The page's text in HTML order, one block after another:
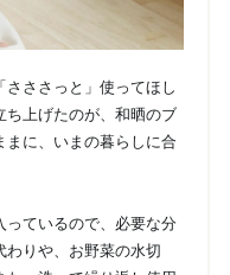
ささっと」使ってほし
ち上げたのが、和晒のブ
まに、いまの暮らしに合
っているので、必要な分
わりや、お野菜の水切